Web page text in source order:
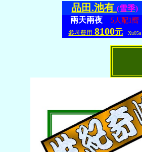
品田.池有(雪季)
兩天兩夜
5人配1嚮
參考費用 8100元 Xu05a